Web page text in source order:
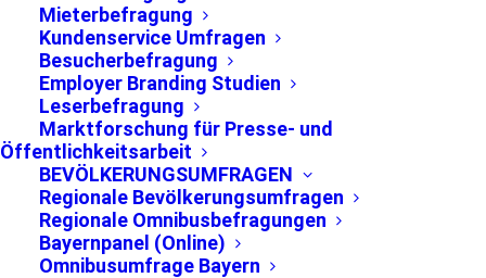
Mieterbefragung
Kundenservice Umfragen
Besucherbefragung
Employer Branding Studien
Leserbefragung
Marktforschung für Presse- und
Öffentlichkeitsarbeit
BEVÖLKERUNGSUMFRAGEN
Regionale Bevölkerungsumfragen
Regionale Omnibusbefragungen
Bayernpanel (Online)
Omnibusumfrage Bayern
Zu wenige Münchner
kannten Bewerbungsfrist
für Schöffenamt